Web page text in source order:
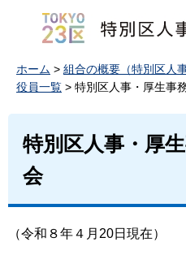
ホーム > 組合の概要（特別区人
役員一覧 > 特別区人事・厚生事
特別区人事・厚
会
（令和８年４月20日現在）